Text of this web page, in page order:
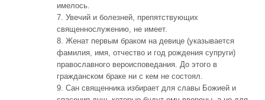
имелось.
7. Увечий и болезней, препятствующих
священнослужению, не имеет.
8. Женат первым браком на девице (указывается
фамилия, имя, отчество и год рождения супруги)
православного вероисповедания. До этого в
гражданском браке ни с кем не состоял.
9. Сан священника избирает для славы Божией и